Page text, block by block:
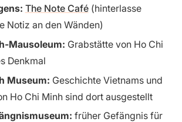
The Note Café(hinterlasse
Notiz an den Wänden)
Mausoleum: Grabstätte von Ho Chi
Denkmal
Museum: Geschichte Vietnams und
Ho Chi Minh sind dort ausgestellt
früher Gefängnis für